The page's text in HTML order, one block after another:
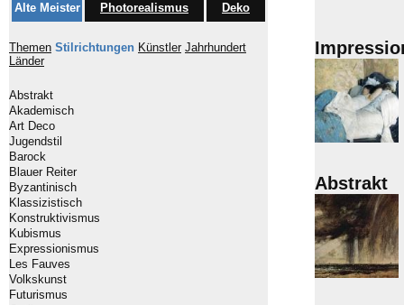
Alte Meister Photorealismus Deko
Themen Stilrichtungen Künstler Jahrhundert
Länder
Abstrakt
Akademisch
Art Deco
Jugendstil
Barock
Blauer Reiter
Byzantinisch
Klassizistisch
Konstruktivismus
Kubismus
Expressionismus
Les Fauves
Volkskunst
Futurismus
Abstrakt